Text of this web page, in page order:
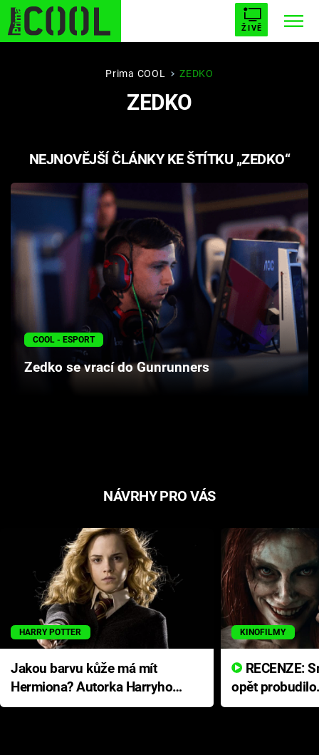
ŽIVĚ
STARHOUSE BUFFY, PŘEMOŽITELKA UPÍRŮ
PLNEJ KOTEL AVENGERS 5
Témata
Filmy
Seriály
Cool Esport
Pořady
Prima COOL ZEDKO
ZEDKO
NEJNOVĚJŠÍ ČLÁNKY KE ŠTÍTKU „ZEDKO“
COOL - ESPORT
Zedko se vrací do Gunrunners
NÁVRHY PRO VÁS
HARRY POTTER
Jakou barvu kůže má mít
Hermiona? Autorka Harryho
Pottera přišla s ráznou
KINOFILMY
opět
přichází s